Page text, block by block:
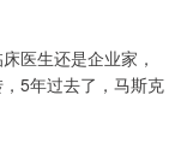
医生还是企业家，
5年过去了，马斯克